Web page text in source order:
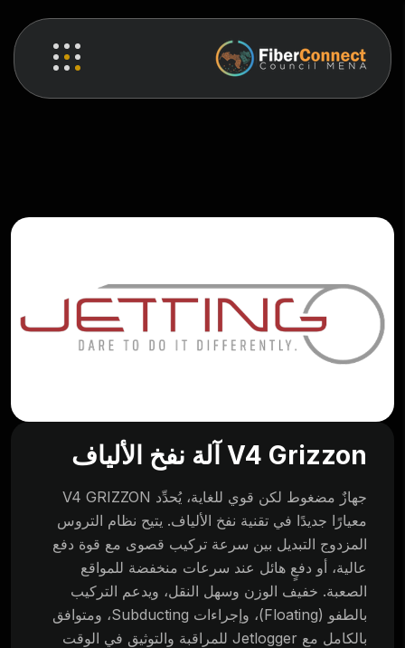
V4 Grizzon آلة نفخ الألياف
جهازٌ مضغوط لكن قوي للغاية، يُحدِّد V4 GRIZZON
معيارًا جديدًا في تقنية نفخ الألياف. يتيح نظام التروس
المزدوج التبديل بين سرعة تركيب قصوى مع قوة دفع
عالية، أو دفعٍ هائل عند سرعات منخفضة للمواقع
الصعبة. خفيف الوزن وسهل النقل، ويدعم التركيب
بالطفو (Floating)، وإجراءات Subducting، ومتوافق
بالكامل مع Jetlogger للمراقبة والتوثيق في الوقت